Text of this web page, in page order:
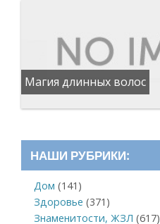
Магия длинных волос
НАШИ РУБРИКИ:
Дом (141)
Здоровье (371)
Знаменитости, ЖЗЛ (617)